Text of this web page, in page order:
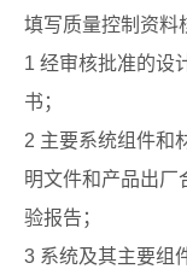
填写质量控制资料
1 经审核批准的设
书；
2 主要系统组件和
明文件和产品出厂
验报告；
3 系统及其主要组